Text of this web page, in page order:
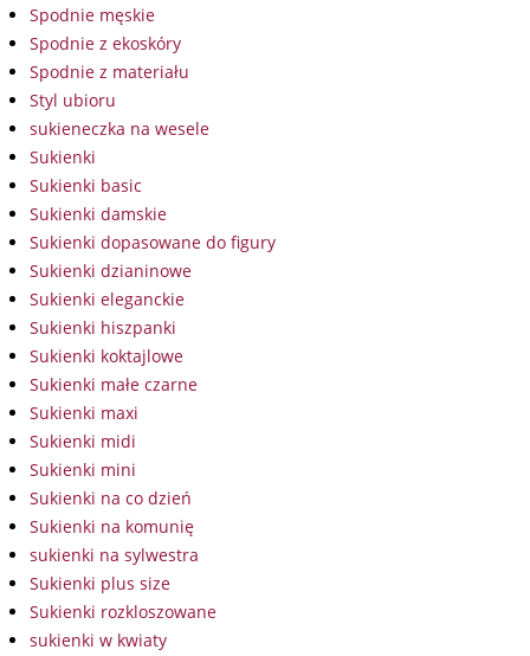
Spodnie męskie
Spodnie z ekoskóry
Spodnie z materiału
Styl ubioru
sukieneczka na wesele
Sukienki
Sukienki basic
Sukienki damskie
Sukienki dopasowane do figury
Sukienki dzianinowe
Sukienki eleganckie
Sukienki hiszpanki
Sukienki koktajlowe
Sukienki małe czarne
Sukienki maxi
Sukienki midi
Sukienki mini
Sukienki na co dzień
Sukienki na komunię
sukienki na sylwestra
Sukienki plus size
Sukienki rozkloszowane
sukienki w kwiaty